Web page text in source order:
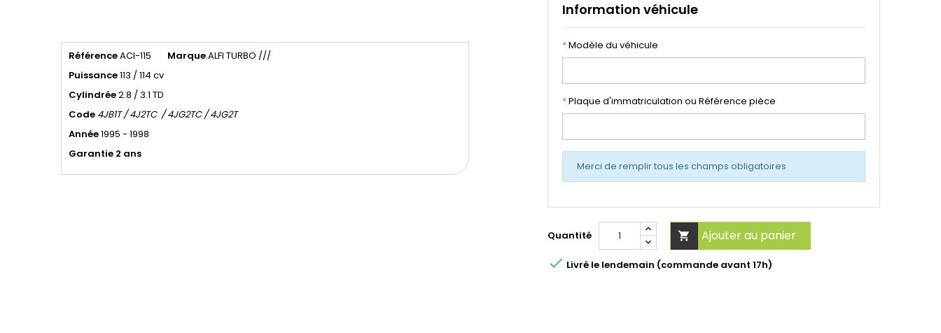
RéférenceACI-115 MarqueALFI TURBO ///
Puissance113 / 114 cv
Cylindrée2.8 / 3.1 TD
Code 4JB1T / 4J2TC / 4JG2TC / 4JG2T
Année1995 - 1998
Garantie 2 ans
Information véhicule
*Modèle du véhicule
*Plaque d'immatriculation ou Référence pièce
Merci de remplir tous les champs obligatoires
Quantité  Ajouter au panier
 Livré le lendemain (commande avant 17h)